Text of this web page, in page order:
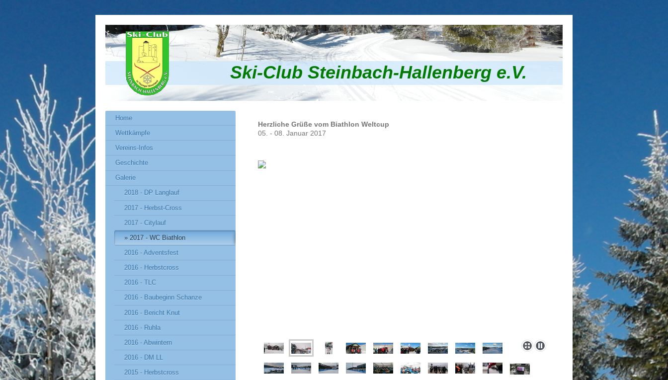
Ski-Club Steinbach-Hallenberg e.V.
Herzliche Grüße vom Biathlon Weltcup
05. - 08. Januar 2017
Home
Wettkämpfe
Vereins-Infos
Geschichte
Galerie
2018 - DP Langlauf
2017 - Herbst-Cross
2017 - Citylauf
2017 - WC Biathlon
2016 - Adventsfest
2016 - Herbstcross
2016 - TLC
2016 - Baubeginn Schanze
2016 - Bericht Knut
2016 - Ruhla
2016 - Abwintern
2016 - DM LL
2015 - Herbstcross